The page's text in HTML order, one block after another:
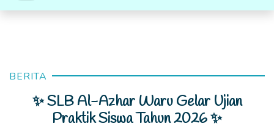
BERITA
✨ SLB Al-Azhar Waru Gelar Ujian
Praktik Siswa Tahun 2026 ✨